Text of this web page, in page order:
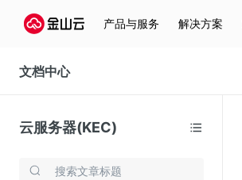
产品与服务 解决方案
文档中心
云服务器(KEC)
存储与云分发